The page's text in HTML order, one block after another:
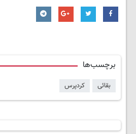
برچسب‌ها
بقائی کردپرس